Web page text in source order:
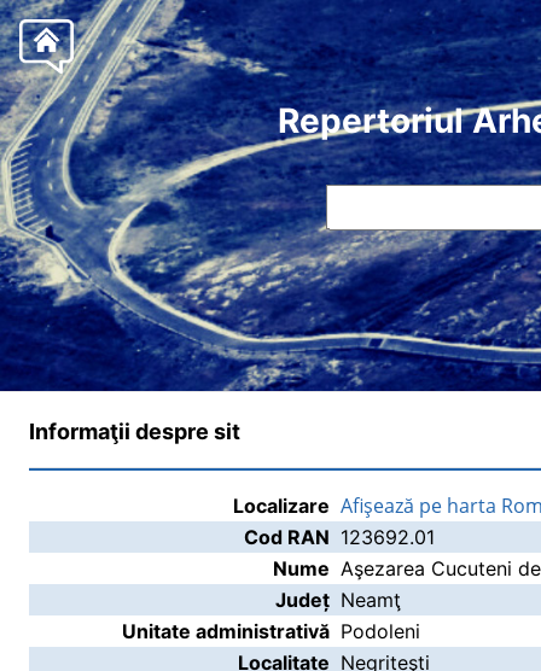
Repertoriul
Informaţii despre sit
Localizare Afişează pe harta
Cod RAN 123692.01
Nume Aşezarea Cucuteni
Județ Neamţ
Unitate administrativă Podoleni
Localitate Negriteşti